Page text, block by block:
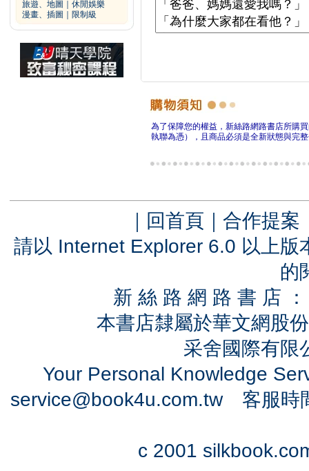
旅遊、地圖
休閒娛樂
漫畫、插圖
限制級
為了保障您的權益，新絲路網路書店所購
執聯為憑），且商品必須是全新狀態與完
｜ 回首頁 ｜ 合作提案
請以 Internet Explorer 6.0 以上
的
新 絲 路 網 路 書 店
本書店隸屬於華文網股
采舍國際有
Your Personal Knowledge
service@book4u.com.tw客服時
c 2001